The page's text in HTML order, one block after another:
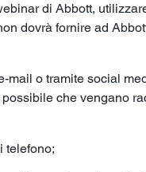
di Abbott,
dovrà fornire ad
o tramite social
che vengano
telefono;